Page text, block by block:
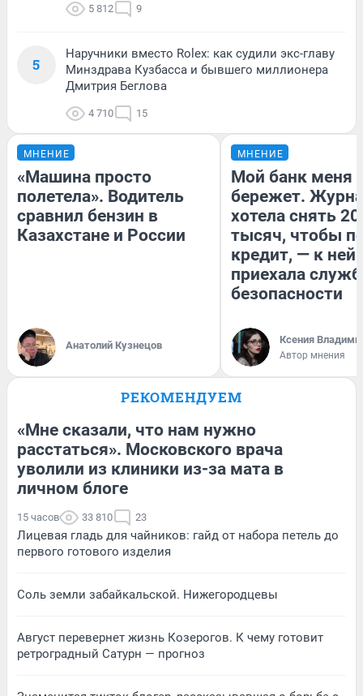
5 812 9
5
Наручники вместо Rolex: как судили экс-главу
Минздрава Кузбасса и бывшего миллионера
Дмитрия Беглова
4 710 15
МНЕНИЕ
«Машина просто
полетела». Водитель
сравнил бензин в
Казахстане и России
Анатолий Кузнецов
МНЕНИЕ
Мой банк меня
бережет.
хотела снять
тысяч, чтобы
кредит, — к
приехала
безопасности
Ксения
Автор мнения
РЕКОМЕНДУЕМ
«Мне сказали, что нам нужно
расстаться». Московского врача
уволили из клиники из-за мата в
личном блоге
15 часов 33 810 23
Лицевая гладь для чайников: гайд от набора петель до
первого готового изделия
Соль земли забайкальской. Нижегородцевы
Август перевернет жизнь Козерогов. К чему готовит
ретроградный Сатурн — прогноз